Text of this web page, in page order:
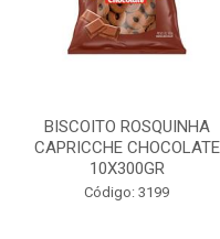
BISCOITO ROSQUINHA
CAPRICCHE CHOCOLATE
10X300GR
Código: 3199